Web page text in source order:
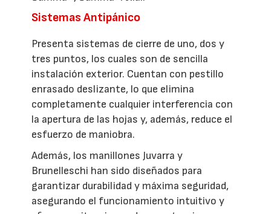
Sistemas Antipánico
Presenta sistemas de cierre de uno, dos y
tres puntos, los cuales son de sencilla
instalación exterior. Cuentan con pestillo
enrasado deslizante, lo que elimina
completamente cualquier interferencia con
la apertura de las hojas y, además, reduce el
esfuerzo de maniobra.
Además, los manillones Juvarra y
Brunelleschi han sido diseñados para
garantizar durabilidad y máxima seguridad,
asegurando el funcionamiento intuitivo y